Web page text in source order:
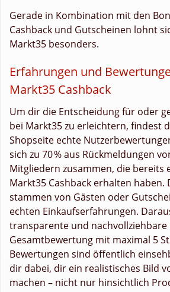
Gerade in Kombination mit den
Cashback und Gutscheinen lohnt
Markt35 besonders.
Erfahrungen und
Markt35 Cashback
Um dir die Entscheidung für oder
bei Markt35 zu erleichtern, findest
Shopseite echte
sich zu 70 % aus Rückmeldungen
Mitgliedern zusammen, die bereits
Markt35 Cashback erhalten haben.
stammen von Gästen oder
echten Einkaufserfahrungen.
transparente und nachvollziehbare
Gesamtbewertung mit maximal 5
Bewertungen sind öffentlich
dir dabei, dir ein realistisches Bild
machen – nicht nur hinsichtlich